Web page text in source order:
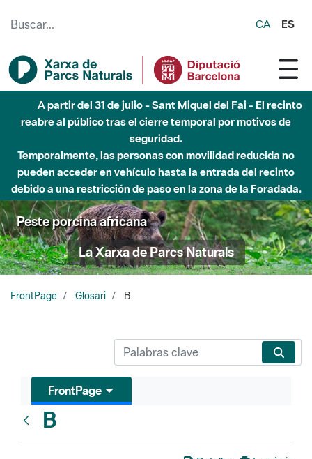
CA ES
A partir del 31 de julio - Sant Miquel del Fai - El recinto
reabre al público tras el cierre temporal por motivos de
seguridad.
Temporalmente, las personas con movilidad reducida no
pueden acceder en vehículo hasta la entrada del recinto
debido a una restricción de paso en la zona de la Foradada.
Peste porcina africana
La Xarxa de Parcs Naturals
FrontPage Glosari B
FrontPage
B